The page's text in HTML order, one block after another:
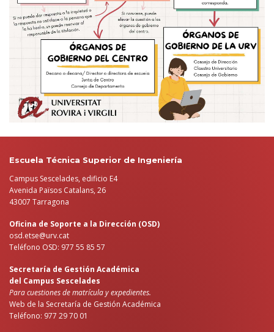
Escuela Técnica Superior de Ingeniería
Campus Sescelades, edificio E4
Avenida Països Catalans, 26
43007 Tarragona
Oficina de Soporte a la Dirección (OSD)
osd.etse@urv.cat
Teléfono OSD: 977 55 85 57
Secretaría de Gestión Académica
del Campus Sescelades
Para cuestiones de matrícula y expedientes.
Web de la Secretaría de Gestión Académica
Teléfono: 977 29 70 01